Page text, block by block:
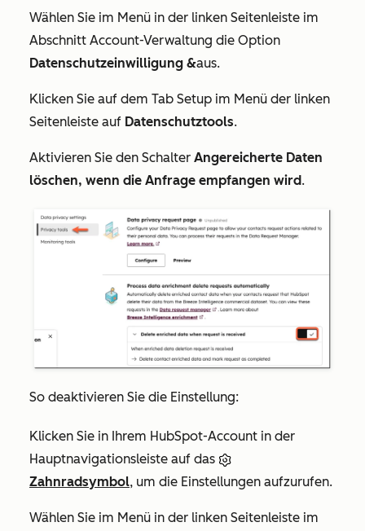
Wählen Sie im Menü in der linken Seitenleiste im
Abschnitt Account-Verwaltung die Option
Datenschutzeinwilligung &aus.
Klicken Sie auf dem Tab Setup im Menü der linken
Seitenleiste auf Datenschutztools.
Aktivieren Sie den Schalter Angereicherte Daten
löschen, wenn die Anfrage empfangen wird.
So deaktivieren Sie die Einstellung:
Klicken Sie in Ihrem HubSpot-Account in der
Hauptnavigationsleiste auf das
Zahnradsymbol, um die Einstellungen aufzurufen.
Wählen Sie im Menü in der linken Seitenleiste im